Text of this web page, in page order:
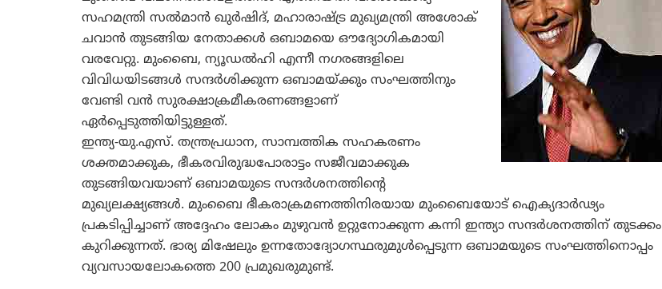
സഹമന്ത്രി സല്‍മാന്‍ ഖുര്‍ഷിദ്, മഹാരാഷ്ട്ര മുഖ്യമന്ത്രി അശോക്
ചവാന്‍ തുടങ്ങിയ നേതാക്കള്‍ ഒബാമയെ ഔദ്യോഗികമായി
വരവേറ്റു. മുംബൈ, ന്യൂഡല്‍ഹി എന്നീ നഗരങ്ങളിലെ
വിവിധയിടങ്ങള്‍ സന്ദര്‍ശിക്കുന്ന ഒബാമയ്ക്കും സംഘത്തിനും
വേണ്ടി വന്‍ സുരക്ഷാക്രമീകരണങ്ങളാണ്
ഏര്‍പ്പെടുത്തിയിട്ടുള്ളത്.
ഇന്ത്യ-യു.എസ്. തന്ത്രപ്രധാന, സാമ്പത്തിക സഹകരണം
ശക്തമാക്കുക, ഭീകരവിരുദ്ധപോരാട്ടം സജീവമാക്കുക
തുടങ്ങിയവയാണ് ഒബാമയുടെ സന്ദര്‍ശനത്തിന്റെ
മുഖ്യലക്ഷ്യങ്ങള്‍. മുംബൈ ഭീകരാക്രമണത്തിനിരയായ മുംബൈയോട് ഐക്യദാര്‍ഢ്യം
പ്രകടിപ്പിച്ചാണ് അദ്ദേഹം ലോകം മുഴുവന്‍ ഉറ്റുനോക്കുന്ന കന്നി ഇന്ത്യാ സന്ദര്‍ശനത്തിന് തുടക്കം
കുറിക്കുന്നത്. ഭാര്യ മിഷേലും ഉന്നതോദ്യോഗസ്ഥരുമുള്‍പ്പെടുന്ന ഒബാമയുടെ സംഘത്തിനൊപ്പം
വ്യവസായലോകത്തെ 200 പ്രമുഖരുമുണ്ട്.